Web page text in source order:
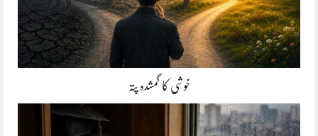
خوشی کا گمشدہ پتہ